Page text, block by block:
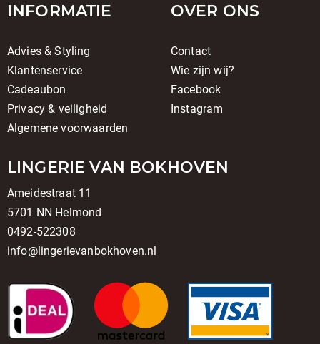
INFORMATIE
Advies & Styling
Klantenservice
Cadeaubon
Privacy & veiligheid
Algemene voorwaarden
OVER ONS
Contact
Wie zijn wij?
Facebook
Instagram
LINGERIE VAN BOKHOVEN
Ameidestraat 11
5701 NN Helmond
0492-522308
info@lingerievanbokhoven.nl